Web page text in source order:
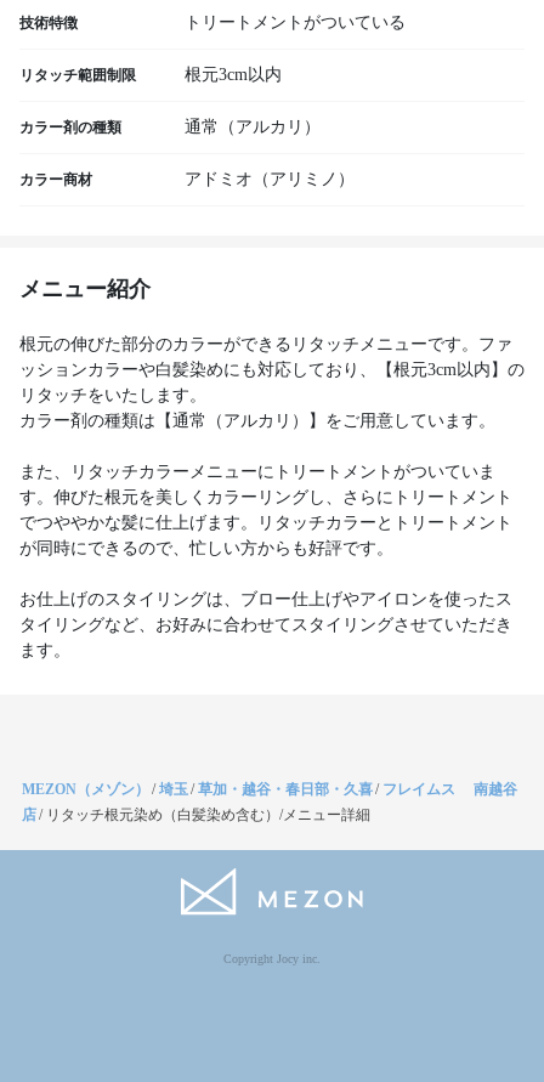
技術特徴 トリートメントがついている
リタッチ範囲制限 根元3cm以内
カラー剤の種類 通常（アルカリ）
カラー商材 アドミオ（アリミノ）
メニュー紹介
根元の伸びた部分のカラーができるリタッチメニューです。ファ
ッションカラーや白髪染めにも対応しており、【根元3cm以内】の
リタッチをいたします。
カラー剤の種類は【通常（アルカリ）】をご用意しています。
また、リタッチカラーメニューにトリートメントがついていま
す。伸びた根元を美しくカラーリングし、さらにトリートメント
でつややかな髪に仕上げます。リタッチカラーとトリートメント
が同時にできるので、忙しい方からも好評です。
お仕上げのスタイリングは、ブロー仕上げやアイロンを使ったス
タイリングなど、お好みに合わせてスタイリングさせていただき
ます。
MEZON（メゾン） /埼玉/草加・越谷・春日部・久喜/ フレイムス 南越谷
店/ リタッチ根元染め（白髪染め含む）/メニュー詳細
Copyright Jocy inc.